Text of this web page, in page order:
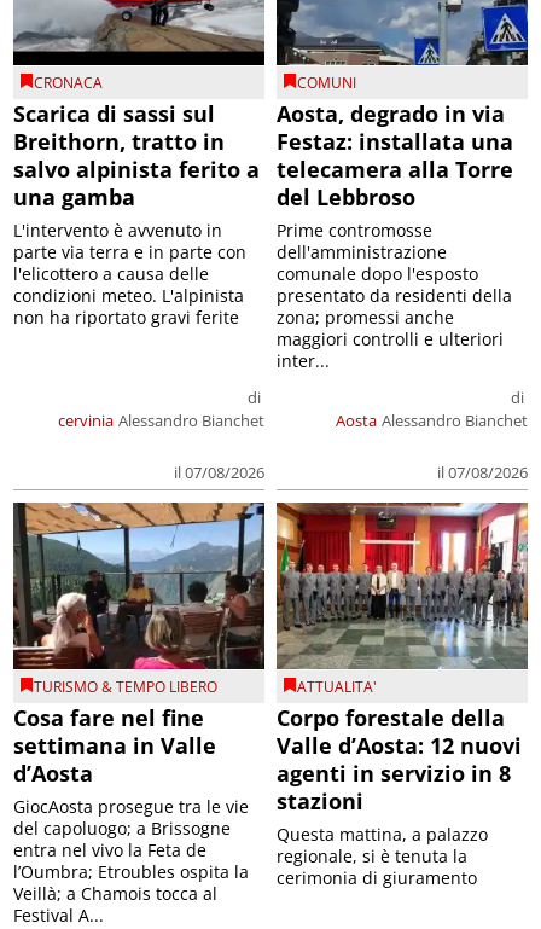
CRONACA
Scarica di sassi sul
Breithorn, tratto in
salvo alpinista ferito a
una gamba
cervinia
di
Alessandro Bianchet
il 07/08/2026
L'intervento è avvenuto in
parte via terra e in parte con
l'elicottero a causa delle
condizioni meteo. L'alpinista
non ha riportato gravi ferite
COMUNI
Aosta, degrado in via
Festaz: installata una
telecamera alla Torre
del Lebbroso
Aosta
di
Alessandro Bianchet
il 07/08/2026
Prime contromosse
dell'amministrazione
comunale dopo l'esposto
presentato da residenti della
zona; promessi anche
maggiori controlli e ulteriori
inter...
TURISMO & TEMPO LIBERO
Cosa fare nel fine
settimana in Valle
d’Aosta
GiocAosta prosegue tra le vie
del capoluogo; a Brissogne
entra nel vivo la Feta de
l’Oumbra; Etroubles ospita la
Veillà; a Chamois tocca al
Festival A...
ATTUALITA'
Corpo forestale della
Valle d’Aosta: 12 nuovi
agenti in servizio in 8
stazioni
Questa mattina, a palazzo
regionale, si è tenuta la
cerimonia di giuramento